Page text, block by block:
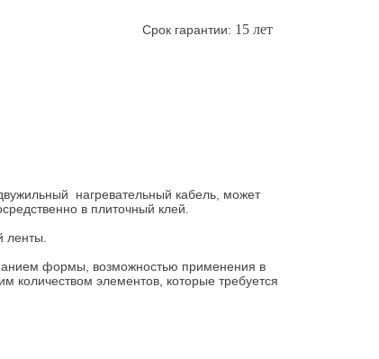
Срок гарантии: 15 лет
нагревательный кабель, может
в плиточный клей.
формы, возможностью применения в
количеством элементов, которые требуется